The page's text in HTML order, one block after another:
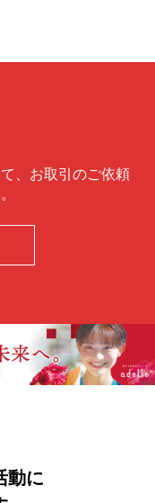
、お取引のご依頼
動に